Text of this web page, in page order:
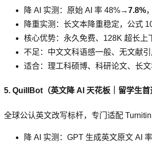
降 AI 实测：原始 AI 率 48%→7.8%
降重实测：长文本降重稳定，公式
核心优势：永久免费、128K 超长上
不足：中文文科语感一般、无文献
适合：理工科硕博、科研论文、长
5. QuillBot（英文降 AI 天花板｜留学生首
全球公认英文改写标杆，专门适配
降 AI 实测：GPT 生成英文原文 AI